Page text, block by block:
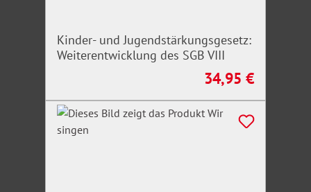
Kinder- und Jugendstärkungsgesetz:
Weiterentwicklung des SGB VIII
Regulärer Preis:
34,95 €